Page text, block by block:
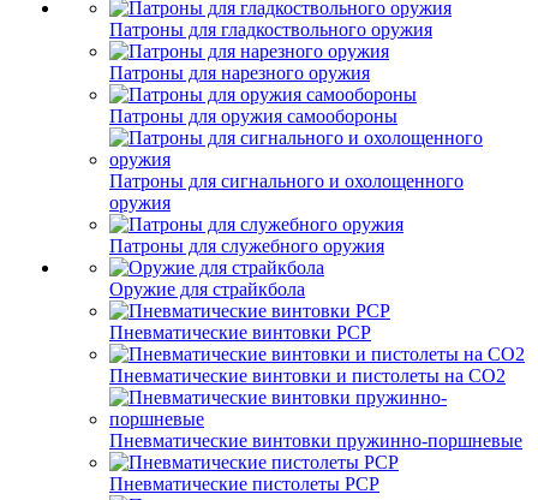
Патроны для гладкоствольного оружия
Патроны для нарезного оружия
Патроны для оружия самообороны
Патроны для сигнального и охолощенного
оружия
Патроны для служебного оружия
Оружие для страйкбола
Пневматические винтовки PCP
Пневматические винтовки и пистолеты на CO2
Пневматические винтовки пружинно-поршневые
Пневматические пистолеты PCP